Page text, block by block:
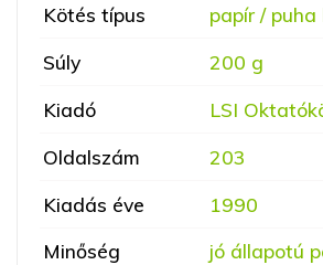
Kötés típus
papír / puha
Súly
200 g
Kiadó
LSI
Oldalszám
203
Kiadás éve
1990
Minőség
jó állapotú